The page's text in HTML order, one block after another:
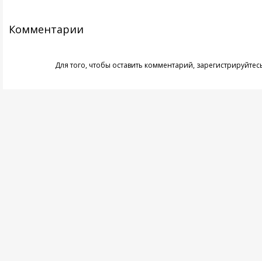
Комментарии
Для того, чтобы оставить комментарий,